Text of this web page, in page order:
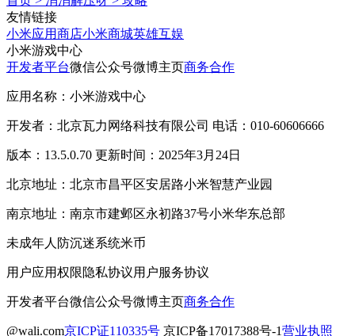
友情链接
小米应用商店小米商城英雄互娱
小米游戏中心
开发者平台微信公众号微博主页商务合作
应用名称：小米游戏中心
开发者：北京瓦力网络科技有限公司 电话：010-60606666
版本：13.5.0.70 更新时间：2025年3月24日
北京地址：北京市昌平区安居路小米智慧产业园
南京地址：南京市建邺区永初路37号小米华东总部
未成年人防沉迷系统米币
用户应用权限隐私协议用户服务协议
开发者平台微信公众号微博主页商务合作
@wali.com京ICP证110335号 京ICP备17017388号-1营业执照